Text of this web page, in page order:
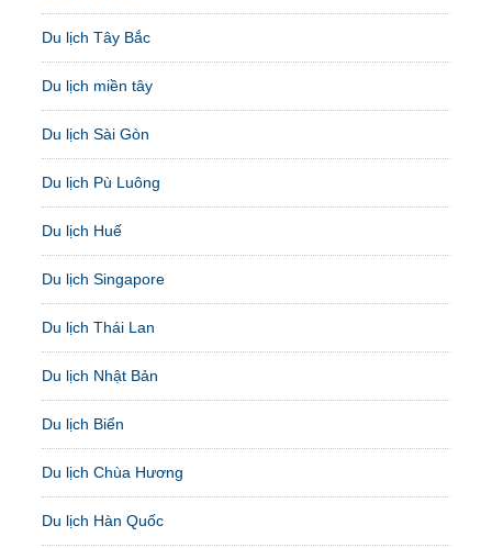
Du lịch Tây Bắc
Du lịch miền tây
Du lịch Sài Gòn
Du lịch Pù Luông
Du lịch Huế
Du lịch Singapore
Du lịch Thái Lan
Du lịch Nhật Bản
Du lịch Biển
Du lịch Chùa Hương
Du lịch Hàn Quốc